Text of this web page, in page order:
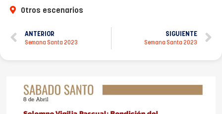
Otros escenarios
ANTERIOR
Semana Santa 2023
SIGUIENTE
Semana Santa 2023